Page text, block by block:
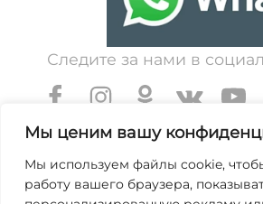
Мы ценим вашу
Мы используем файлы cookie,
работу вашего браузера,
Следите за нами в